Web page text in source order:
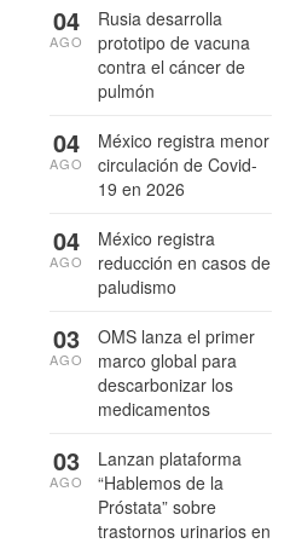
Rusia desarrolla
prototipo de vacuna
contra el cáncer de
pulmón
04
AGO
México registra menor
circulación de Covid-
19 en 2026
04
AGO
México registra
reducción en casos de
paludismo
04
AGO
OMS lanza el primer
marco global para
descarbonizar los
medicamentos
03
AGO
Lanzan plataforma
“Hablemos de la
Próstata” sobre
trastornos urinarios en
03
AGO